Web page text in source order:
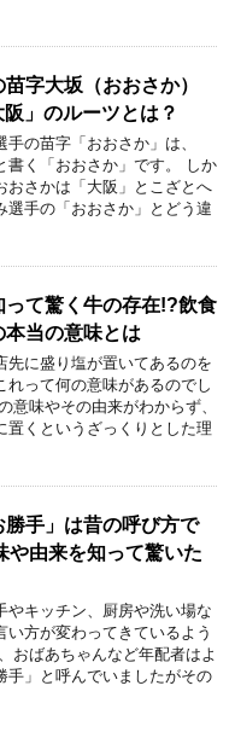
字大坂（おおさか）
」のルーツとは？
の苗字「おおさか」は、
書く「おおさか」です。 しか
おさかは「大阪」とこざとへ
選手の「おおさか」とどう違
って驚く牛の存在!?飲食
本当の意味とは
先に盛り塩が置いてあるのを
れって何の意味があるのでし
意味やその由来がわからず、
置くというざっくりとした理
手」は昔の呼び方で
や由来を知って驚いた
やキッチン、厨房や洗い場な
い方が変わってきているよう
おばあちゃんなど年配者はよ
手」と呼んでいましたがその